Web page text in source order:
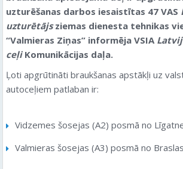
uzturēšanas darbos iesaistītas 47 VAS
uzturētājsziemas dienesta tehnikas
“Valmieras Ziņas” informēja VSIA
ceļiKomunikācijas daļa.
Ļoti apgrūtināti braukšanas apstākļi uz
autoceļiem patlaban ir:
Vidzemes šosejas (A2) posmā no
Valmieras šosejas (A3) posmā no